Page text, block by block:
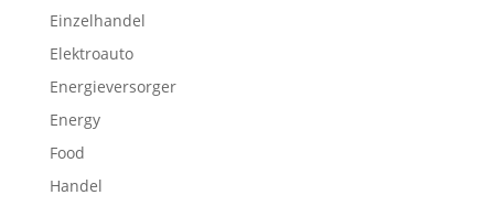
Einzelhandel
Elektroauto
Energieversorger
Energy
Food
Handel